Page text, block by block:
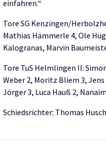
einfahren.“
Tore SG Kenzingen/
Mathias Hämmerle 4, Ole
Kalogranas, Marvin
Tore TuS Helmlingen II:
Weber 2, Moritz Bliem 3,
Jörger 3, Luca Hauß 2,
Schiedsrichter: Thomas